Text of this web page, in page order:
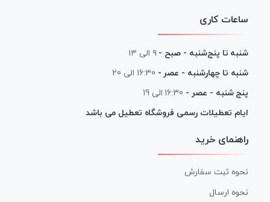
ساعات کاری
شنبه تا پنج‌شنبه - صبح - ۹ الی ۱۳
شنبه تا چهارشنبه - عصر - 16:30 الی 20
پنج شنبه - عصر - 16:30 الی 19
ایام تعطیلات رسمی فروشگاه تعطیل می باشد
راهنمای خرید
نحوه ثبت سفارش
نحوه ارسال